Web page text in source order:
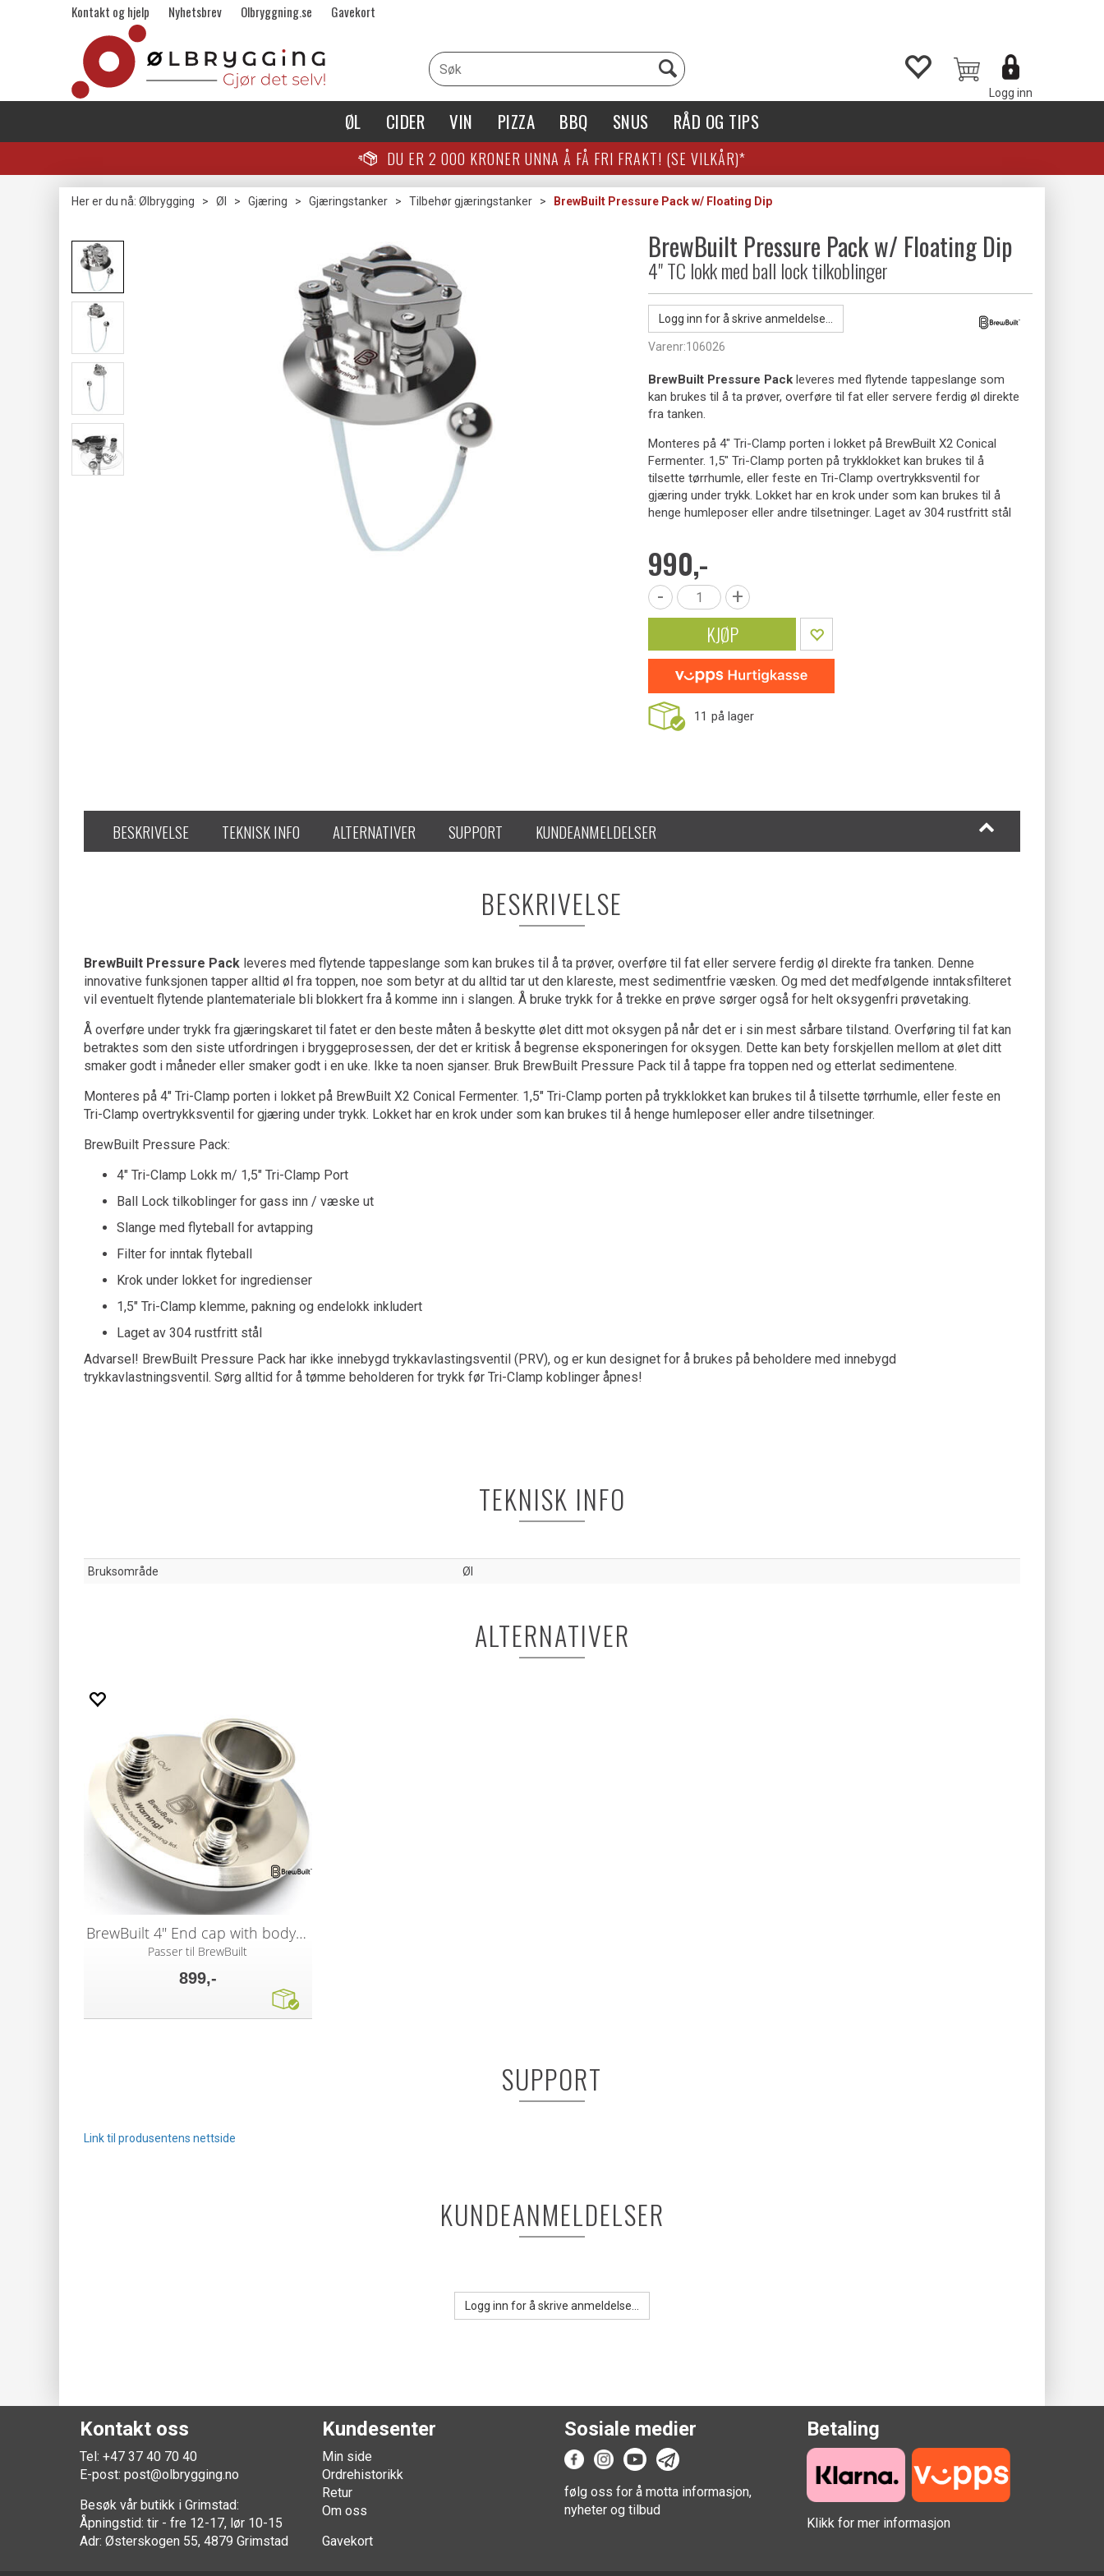
Kontakt og hjelp Nyhetsbrev Olbryggning.se Gavekort
Logg inn
ØL CIDER VIN PIZZA BBQ SNUS RÅD OG TIPS
DU ER 2 000 KRONER UNNA Å FÅ FRI FRAKT! (SE VILKÅR)*
Her er du nå: Ølbrygging > Øl > Gjæring > Gjæringstanker > Tilbehør gjæringstanker > BrewBuilt Pressure Pack w/ Floating Dip
BrewBuilt Pressure Pack w/ Floating Dip
4" TC lokk med ball lock tilkoblinger
Logg inn for å skrive anmeldelse...
Varenr:106026
BrewBuilt Pressure Pack leveres med flytende tappeslange som
kan brukes til å ta prøver, overføre til fat eller servere ferdig øl direkte
fra tanken.
Monteres på 4" Tri-Clamp porten i lokket på BrewBuilt X2 Conical
Fermenter. 1,5" Tri-Clamp porten på trykklokket kan brukes til å
tilsette tørrhumle, eller feste en Tri-Clamp overtrykksventil for
gjæring under trykk. Lokket har en krok under som kan brukes til å
henge humleposer eller andre tilsetninger. Laget av 304 rustfritt stål
990,-
- +
KJØP
11 på lager
BESKRIVELSE TEKNISK INFO ALTERNATIVER SUPPORT KUNDEANMELDELSER
BESKRIVELSE
BrewBuilt Pressure Pack leveres med flytende tappeslange som kan brukes til å ta prøver, overføre til fat eller servere ferdig øl direkte fra tanken. Denne
innovative funksjonen tapper alltid øl fra toppen, noe som betyr at du alltid tar ut den klareste, mest sedimentfrie væsken. Og med det medfølgende inntaksfilteret
vil eventuelt flytende plantemateriale bli blokkert fra å komme inn i slangen. Å bruke trykk for å trekke en prøve sørger også for helt oksygenfri prøvetaking.
Å overføre under trykk fra gjæringskaret til fatet er den beste måten å beskytte ølet ditt mot oksygen på når det er i sin mest sårbare tilstand. Overføring til fat kan
betraktes som den siste utfordringen i bryggeprosessen, der det er kritisk å begrense eksponeringen for oksygen. Dette kan bety forskjellen mellom at ølet ditt
smaker godt i måneder eller smaker godt i en uke. Ikke ta noen sjanser. Bruk BrewBuilt Pressure Pack til å tappe fra toppen ned og etterlat sedimentene.
Monteres på 4" Tri-Clamp porten i lokket på BrewBuilt X2 Conical Fermenter. 1,5" Tri-Clamp porten på trykklokket kan brukes til å tilsette tørrhumle, eller feste en
Tri-Clamp overtrykksventil for gjæring under trykk. Lokket har en krok under som kan brukes til å henge humleposer eller andre tilsetninger.
BrewBuilt Pressure Pack:
4" Tri-Clamp Lokk m/ 1,5" Tri-Clamp Port
Ball Lock tilkoblinger for gass inn / væske ut
Slange med flyteball for avtapping
Filter for inntak flyteball
Krok under lokket for ingredienser
1,5" Tri-Clamp klemme, pakning og endelokk inkludert
Laget av 304 rustfritt stål
Advarsel! BrewBuilt Pressure Pack har ikke innebygd trykkavlastingsventil (PRV), og er kun designet for å brukes på beholdere med innebygd
trykkavlastningsventil. Sørg alltid for å tømme beholderen for trykk før Tri-Clamp koblinger åpnes!
TEKNISK INFO
Bruksområde Øl
ALTERNATIVER
BrewBuilt 4" End cap with body connects
Passer til BrewBuilt
899,-
SUPPORT
Link til produsentens nettside
KUNDEANMELDELSER
Logg inn for å skrive anmeldelse...
Kontakt oss
Tel: +47 37 40 70 40
E-post: post@olbrygging.no
Besøk vår butikk i Grimstad:
Åpningstid: tir - fre 12-17, lør 10-15
Adr: Østerskogen 55, 4879 Grimstad
Kundesenter
Min side
Ordrehistorikk
Retur
Om oss
Gavekort
Sosiale medier
følg oss for å motta informasjon,
nyheter og tilbud
Betaling
Klikk for mer informasjon